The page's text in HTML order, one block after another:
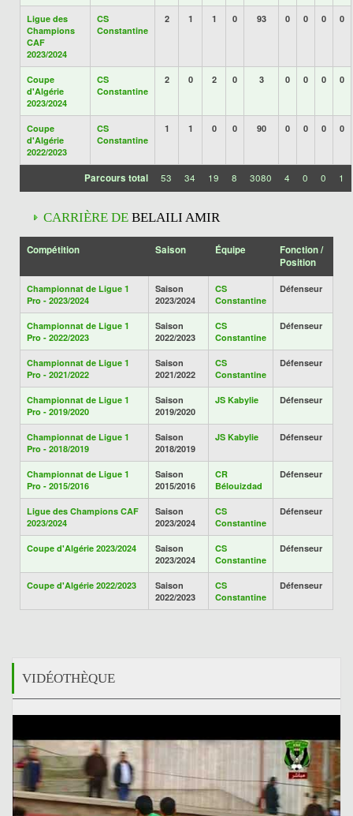
Ligue des
Champions
CAF
2023/2024
CS
Constantine
2 1 1 0 93 0 0 0 0
Coupe
d'Algérie
2023/2024
CS
Constantine
2 0 2 0 3 0 0 0 0
Coupe
d'Algérie
2022/2023
CS
Constantine
1 1 0 0 90 0 0 0 0
Parcours total 53 34 19 8 3080 4 0 0 1
CARRIÈRE DE BELAILI AMIR
Compétition Saison Équipe
Fonction /
Position
Championnat de Ligue 1
Pro - 2023/2024
Saison
2023/2024
CS
Constantine
Défenseur
Championnat de Ligue 1
Pro - 2022/2023
Saison
2022/2023
CS
Constantine
Défenseur
Championnat de Ligue 1
Pro - 2021/2022
Saison
2021/2022
CS
Constantine
Défenseur
Championnat de Ligue 1
Pro - 2019/2020
Saison
2019/2020
JS Kabylie Défenseur
Championnat de Ligue 1
Pro - 2018/2019
Saison
2018/2019
JS Kabylie Défenseur
Championnat de Ligue 1
Pro - 2015/2016
Saison
2015/2016
CR
Bélouizdad
Défenseur
Ligue des Champions CAF
2023/2024
Saison
2023/2024
CS
Constantine
Défenseur
Coupe d'Algérie 2023/2024
Saison
2023/2024
CS
Constantine
Défenseur
Coupe d'Algérie 2022/2023
Saison
2022/2023
CS
Constantine
Défenseur
VIDÉOTHÈQUE